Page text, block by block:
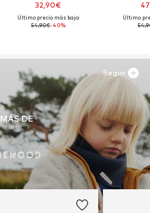
32,90€
Último precio más bajo:
54,90€-40%
Último
MÁS DE
Seguir